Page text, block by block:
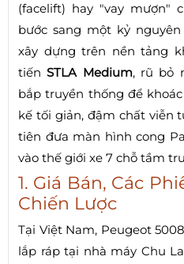
(facelift) hay "vay mượn"
bước sang một kỷ
xây dựng trên nền tảng
tiếnSTLA Medium, rũ bỏ
bắp truyền thống để
kế tối giản, đậm chất viễn
tiên đưa màn hình cong
vào thế giới xe 7 chỗ tầm
1. Giá Bán, Các
Chiến Lược
Tại Việt Nam, Peugeot
lắp ráp tại nhà máy Chu